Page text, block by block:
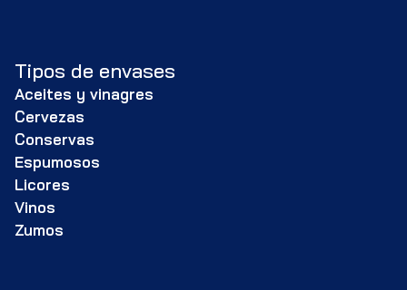
Tipos de envases
Aceites y vinagres
Cervezas
Conservas
Espumosos
Licores
Vinos
Zumos